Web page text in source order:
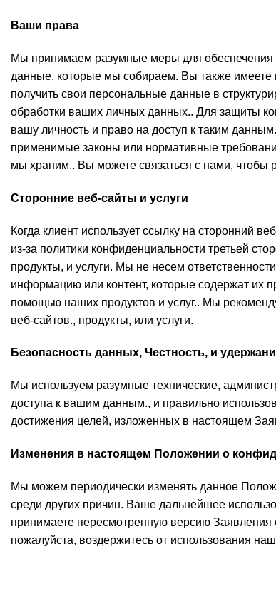
Ваши права
Мы принимаем разумные меры для обеспечения
данные, которые мы собираем. Вы также имеете
получить свои персональные данные в
обработки ваших личных данных.. Для защиты
вашу личность и право на доступ к таким
применимые законы или нормативные
мы храним.. Вы можете связаться с нами, чтобы
Сторонние веб-сайты и услуги
Когда клиент использует ссылку на сторонний
из-за политики конфиденциальности третьей
продукты, и услуги. Мы не несем
информацию или контент, которые содержат их
помощью наших продуктов и услуг.. Мы
веб-сайтов., продукты, или услуги.
Безопасность данных, Честность, и
Мы используем разумные технические,
доступа к вашим данным., и правильно
достижения целей, изложенных в настоящем
Изменения в настоящем Положении о
Мы можем периодически изменять данное
среди других причин. Ваше дальнейшее
принимаете пересмотренную версию
пожалуйста, воздержитесь от использования